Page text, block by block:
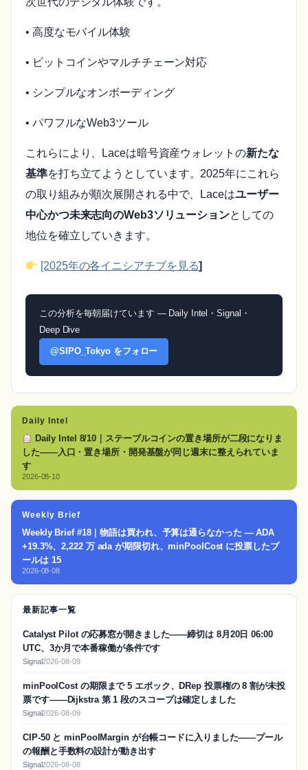
• 高度なモバイル体験
• ビットコインやマルチチェーン対応
• シンプルなオンボーディング
• パワフルなWeb3ツール
これらにより、Laceは暗号資産ウォレットの新たな
基準を打ち立てようとしています。2025年にこれら
の取り組みが順次展開される中で、Laceはユーザー
中心かつ未来志向のWeb3ソリューションとしての
地位を確立していきます。
[2025年の各イニシアチブを見る]
この分析を毎朝届けています — Daily Intel・Signal・
Deep Dive
@SIPO_Tokyo をフォロー
Daily Intel
Daily Intel 8/10｜ステーブルコインの置き場所が二段になりま
した——入口・置き場所・開発基盤が同じ週末に整えられていま
す
2026-08-10
Weekly Brief
Weekly Brief #18｜物語は買われ、予算は通らなかった — ADA
+19.3%、2,222 万 ada が期限切れ、minPoolCost に投票したプ
ールは 15
2026-08-08
最新記事一覧
Catalyst Pilot の応募窓が開きました——締切は 8月20日 06:00
UTC、3か月で本番稼働が条件です
Signal2026-08-09
minPoolCost の期限まで 5 エポック、DRep 投票権の 8 割が未投
票です——Dijkstra 第 1 段のスコープは確定しました
Signal2026-08-09
CIP-50 と minPoolMargin が台帳コードに入りました——プール
の報酬と手数料の設計が動き出す
Signal2026-08-08